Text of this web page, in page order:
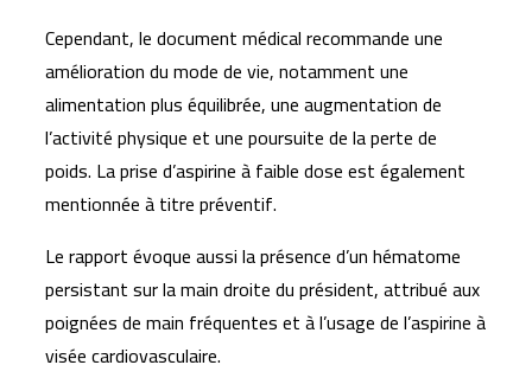
Cependant, le document médical recommande une
amélioration du mode de vie, notamment une
alimentation plus équilibrée, une augmentation de
l’activité physique et une poursuite de la perte de
poids. La prise d’aspirine à faible dose est également
mentionnée à titre préventif.
Le rapport évoque aussi la présence d’un hématome
persistant sur la main droite du président, attribué aux
poignées de main fréquentes et à l’usage de l’aspirine à
visée cardiovasculaire.